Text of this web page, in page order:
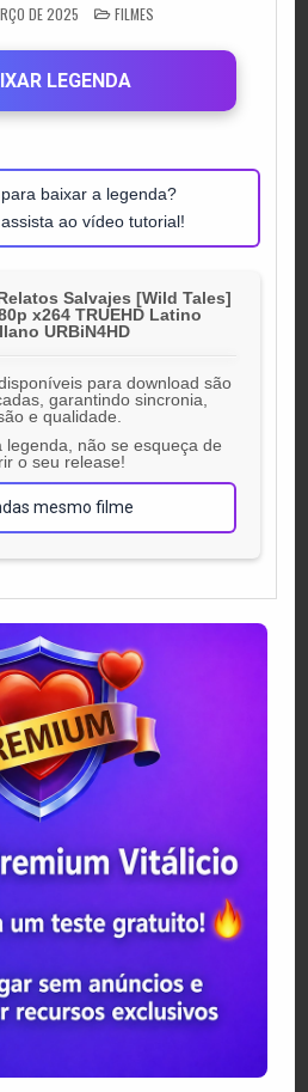
DE 2025 POSTED
IN
FILMES
LEGENDA
baixar a legenda?
ao vídeo tutorial!
Salvajes [Wild Tales]
x264 TRUEHD Latino
URBiN4HD
para download são
garantindo sincronia,
e qualidade.
legenda, não se esqueça de
o seu release!
mesmo filme